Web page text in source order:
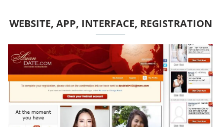
WEBSITE, APP, INTERFACE, REGISTRATION